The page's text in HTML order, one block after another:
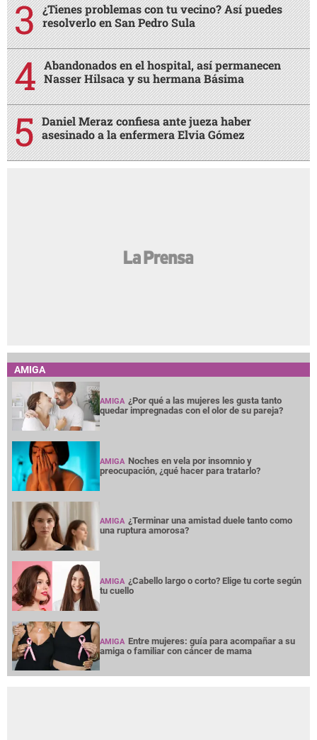
¿Tienes problemas con tu vecino? Así puedes
resolverlo en San Pedro Sula
Abandonados en el hospital, así permanecen
Nasser Hilsaca y su hermana Básima
Daniel Meraz confiesa ante jueza haber
asesinado a la enfermera Elvia Gómez
AMIGA
AMIGA ¿Por qué a las mujeres les gusta tanto
quedar impregnadas con el olor de su pareja?
AMIGA Noches en vela por insomnio y
preocupación, ¿qué hacer para tratarlo?
AMIGA ¿Terminar una amistad duele tanto como
una ruptura amorosa?
AMIGA ¿Cabello largo o corto? Elige tu corte según
tu cuello
AMIGA Entre mujeres: guía para acompañar a su
amiga o familiar con cáncer de mama